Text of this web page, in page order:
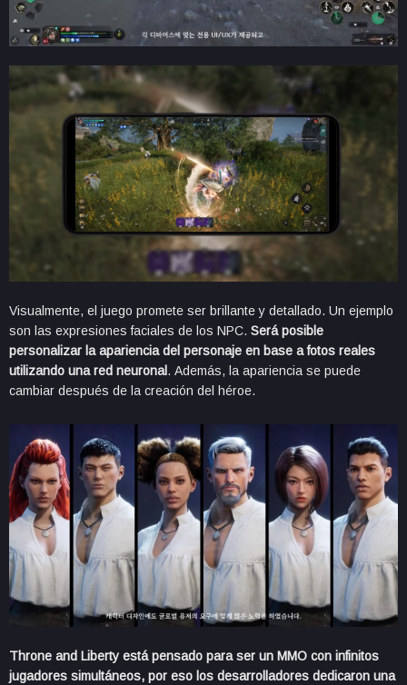
Visualmente, el juego promete ser brillante y detallado. Un ejemplo
son las expresiones faciales de los NPC. Será posible
personalizar la apariencia del personaje en base a fotos reales
utilizando una red neuronal. Además, la apariencia se puede
cambiar después de la creación del héroe.
Throne and Liberty está pensado para ser un MMO con infinitos
jugadores simultáneos, por eso los desarrolladores dedicaron una